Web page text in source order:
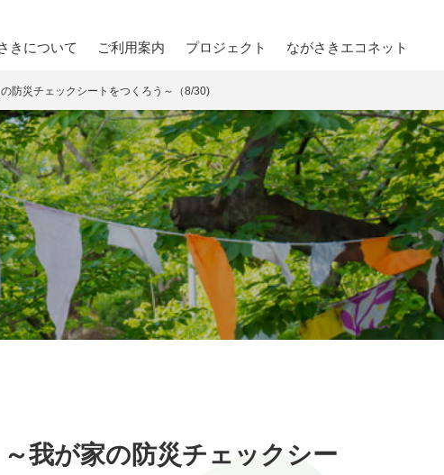
きについて ご利⽤案内 プロジェクト ながさきエコネット
防災チェックシートをつくろう～（8/30)
我が家の防災チェックシー